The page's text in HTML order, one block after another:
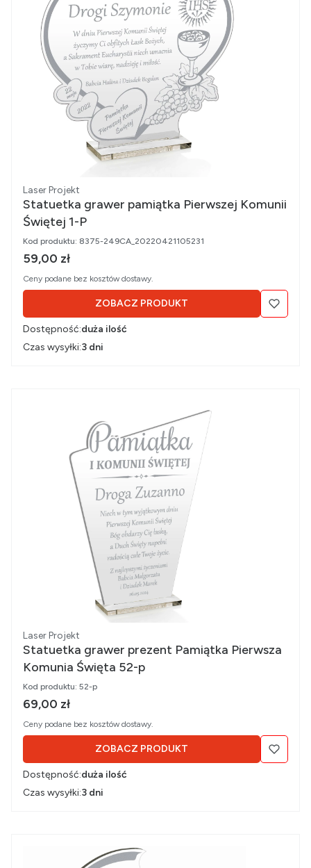
Producent
Laser Projekt
Statuetka grawer pamiątka Pierwszej Komunii
Świętej 1-P
Kod produktu: 8375-249CA_20220421105231
Cena brutto
59,00 zł
Ceny podane bez kosztów dostawy.
ZOBACZ PRODUKT
Dostępność:duża ilość
Czas wysyłki:3 dni
Producent
Laser Projekt
Statuetka grawer prezent Pamiątka Pierwsza
Komunia Święta 52-p
Kod produktu: 52-p
Cena brutto
69,00 zł
Ceny podane bez kosztów dostawy.
ZOBACZ PRODUKT
Dostępność:duża ilość
Czas wysyłki:3 dni